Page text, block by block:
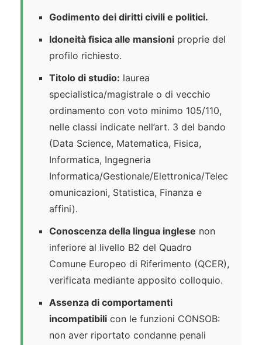
Godimento dei diritti civili e politici.
Idoneità fisica alle mansioni proprie del
profilo richiesto.
Titolo di studio: laurea
specialistica/magistrale o di vecchio
ordinamento con voto minimo 105/110,
nelle classi indicate nell’art. 3 del bando
(Data Science, Matematica, Fisica,
Informatica, Ingegneria
Informatica/Gestionale/Elettronica/Telec
omunicazioni, Statistica, Finanza e
affini).
Conoscenza della lingua inglese non
inferiore al livello B2 del Quadro
Comune Europeo di Riferimento (QCER),
verificata mediante apposito colloquio.
Assenza di comportamenti
incompatibili con le funzioni CONSOB:
non aver riportato condanne penali